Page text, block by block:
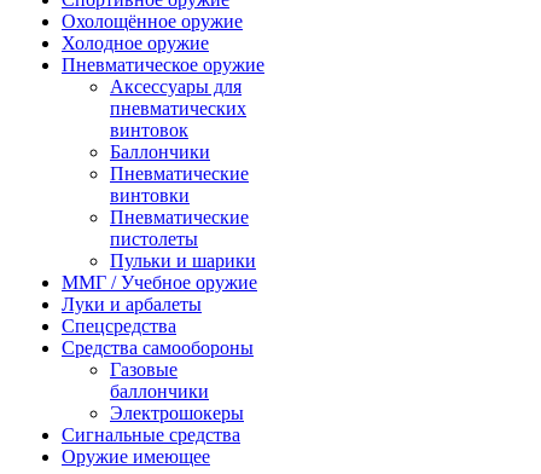
Охолощённое оружие
Холодное оружие
Пневматическое оружие
Аксессуары для
пневматических
винтовок
Баллончики
Пневматические
винтовки
Пневматические
пистолеты
Пульки и шарики
ММГ / Учебное оружие
Луки и арбалеты
Спецсредства
Средства самообороны
Газовые
баллончики
Электрошокеры
Сигнальные средства
Оружие имеющее